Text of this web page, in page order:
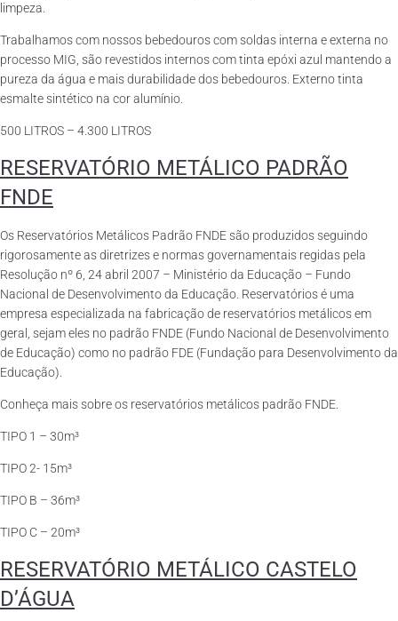
limpeza.
Trabalhamos com nossos bebedouros com soldas interna e externa no
processo MIG, são revestidos internos com tinta epóxi azul mantendo a
pureza da água e mais durabilidade dos bebedouros. Externo tinta
esmalte sintético na cor alumínio.
500 LITROS – 4.300 LITROS
RESERVATÓRIO METÁLICO PADRÃO
FNDE
Os Reservatórios Metálicos Padrão FNDE são produzidos seguindo
rigorosamente as diretrizes e normas governamentais regidas pela
Resolução nº 6, 24 abril 2007 – Ministério da Educação – Fundo
Nacional de Desenvolvimento da Educação. Reservatórios é uma
empresa especializada na fabricação de reservatórios metálicos em
geral, sejam eles no padrão FNDE (Fundo Nacional de Desenvolvimento
de Educação) como no padrão FDE (Fundação para Desenvolvimento da
Educação).
Conheça mais sobre os reservatórios metálicos padrão FNDE.
TIPO 1 – 30m³
TIPO 2- 15m³
TIPO B – 36m³
TIPO C – 20m³
RESERVATÓRIO METÁLICO CASTELO
D’ÁGUA